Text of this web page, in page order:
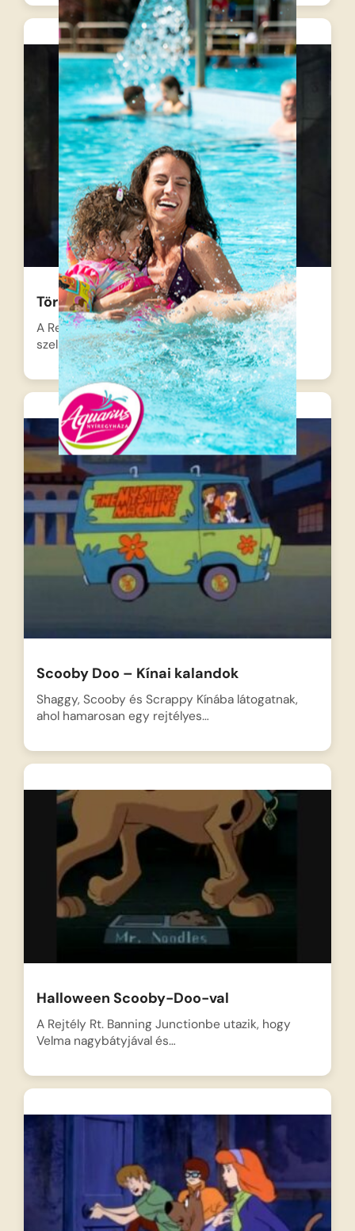
Törődj a magad aranyával
A Rejtély Rt. csapata egy kietlen vadnyugati
szellemvárosban, Aranyvárosban (Gold…
Scooby Doo – Kínai kalandok
Shaggy, Scooby és Scrappy Kínába látogatnak,
ahol hamarosan egy rejtélyes…
Halloween Scooby-Doo-val
A Rejtély Rt. Banning Junctionbe utazik, hogy
Velma nagybátyjával és…